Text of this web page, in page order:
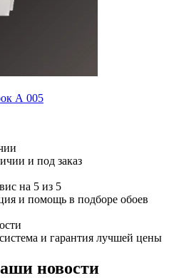
А 005
и под заказ
на 5 из 5
и помощь в подборе обоев
и гарантия лучшей цены
новости